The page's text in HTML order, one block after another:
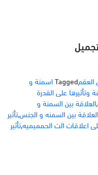
العقمTaggedاسمنة و
وتأثيرها على القدرة
,العلاقة بين السمنة و
العلاقة بين السمنه و الجنس,تأثير
اعلاقات الت الحمميميه,تأثير